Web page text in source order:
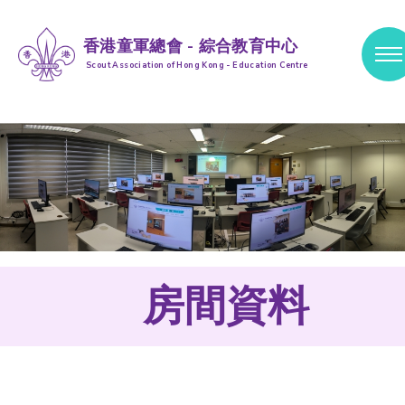
香港童軍總會 - 綜合教育中心
Scout Association of Hong Kong - Education Centre
跳到內容 (按輸入鍵)
房間資料